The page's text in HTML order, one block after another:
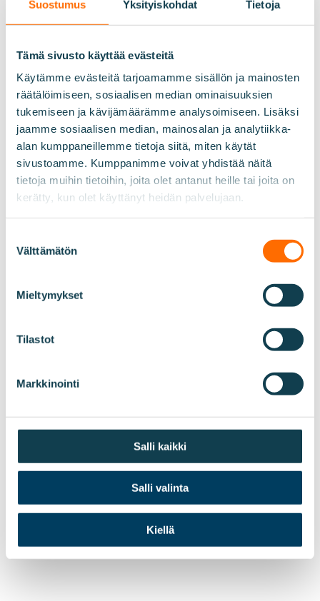
Suostumus Yksityiskohdat Tietoja
Tämä sivusto käyttää evästeitä
Käytämme evästeitä tarjoamamme sisällön ja mainosten
räätälöimiseen, sosiaalisen median ominaisuuksien
tukemiseen ja kävijämäärämme analysoimiseen. Lisäksi
jaamme sosiaalisen median, mainosalan ja analytiikka-
alan kumppaneillemme tietoja siitä, miten käytät
sivustoamme. Kumppanimme voivat yhdistää näitä
tietoja muihin tietoihin, joita olet antanut heille tai joita on
kerätty, kun olet käyttänyt heidän palvelujaan.
valinta
Välttämätön
Mieltymykset
Tilastot
Markkinointi
Salli kaikki
Salli valinta
Kiellä